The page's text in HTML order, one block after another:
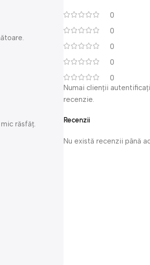
răsfăț.
0
0
0
0
0
Recenzii
Nu există recenzii până
Numai clienții
recenzie.